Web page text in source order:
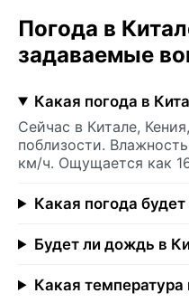
Погода в
задаваемые
Какая погода в
Сейчас в Китале,
поблизости.
км/ч. Ощущается как
Какая погода
Будет ли дождь в
Какая температура